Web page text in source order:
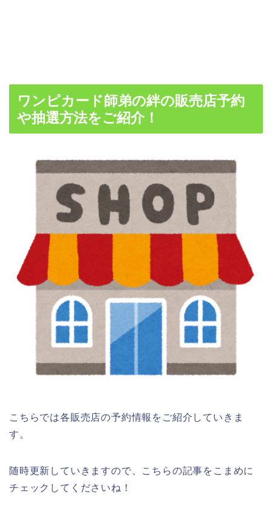
ワンピカード師弟の絆の販売店予約
や抽選方法をご紹介！
こちらでは各販売店の予約情報をご紹介していきま
す。
随時更新していきますので、こちらの記事をこまめに
チェックしてくださいね！